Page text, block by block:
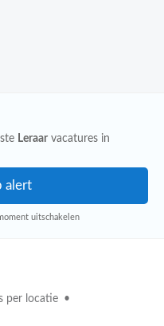
Leraar vacatures in
uitschakelen
per locatie